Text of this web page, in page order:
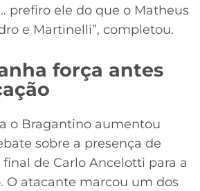
prefiro ele do que o Matheus
e Martinelli”, completou.
força antes
o Bragantino aumentou
sobre a presença de
de Carlo Ancelotti para a
O atacante marcou um dos